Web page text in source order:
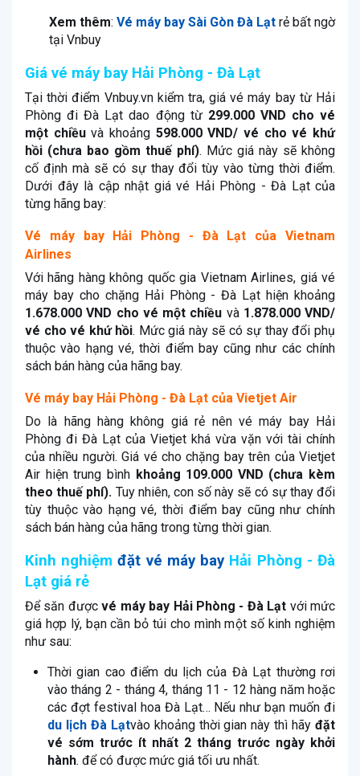
Xem thêm: Vé máy bay Sài Gòn Đà Lạt rẻ bất ngờ
tại Vnbuy
Giá vé máy bay Hải Phòng - Đà Lạt
Tại thời điểm Vnbuy.vn kiểm tra, giá vé máy bay từ Hải
Phòng đi Đà Lạt dao động từ 299.000 VND cho vé
một chiềuvà khoảng 598.000 VND/ vé cho vé khứ
hồi (chưa bao gồm thuế phí). Mức giá này sẽ không
cố định mà sẽ có sự thay đổi tùy vào từng thời điểm.
Dưới đây là cập nhật giá vé Hải Phòng - Đà Lạt của
từng hãng bay:
Vé máy bay Hải Phòng - Đà Lạt của Vietnam
Airlines
Với hãng hàng không quốc gia Vietnam Airlines, giá vé
máy bay cho chặng Hải Phòng - Đà Lạt hiện khoảng
1.678.000 VND cho vé một chiều và 1.878.000 VND/
vé cho vé khứ hồi. Mức giá này sẽ có sự thay đổi phụ
thuộc vào hạng vé, thời điểm bay cũng như các chính
sách bán hàng của hãng bay.
Vé máy bay Hải Phòng - Đà Lạt của Vietjet Air
Do là hãng hàng không giá rẻ nên vé máy bay Hải
Phòng đi Đà Lạt của Vietjet khá vừa vặn với tài chính
của nhiều người. Giá vé cho chặng bay trên của Vietjet
Air hiện trung bình khoảng 109.000 VND (chưa kèm
theo thuế phí). Tuy nhiên, con số này sẽ có sự thay đổi
tùy thuộc vào hạng vé, thời điểm bay cũng như chính
sách bán hàng của hãng trong từng thời gian.
Kinh nghiệmđặt vé máy bayHải Phòng - Đà
Lạt giá rẻ
Để săn đượcvé máy bay Hải Phòng - Đà Lạt với mức
giá hợp lý, bạn cần bỏ túi cho mình một số kinh nghiệm
như sau:
Thời gian cao điểm du lịch của Đà Lạt thường rơi
vào tháng 2 - tháng 4, tháng 11 - 12 hàng năm hoặc
các đợt festival hoa Đà Lạt… Nếu như bạn muốn đi
du lịch Đà Lạtvào khoảng thời gian này thì hãyđặt
vé sớm trước ít nhất 2 tháng trước ngày khởi
hành. để có được mức giá tối ưu nhất.